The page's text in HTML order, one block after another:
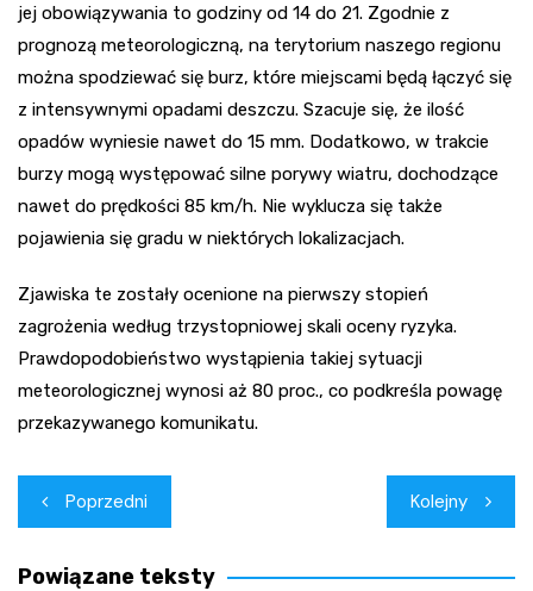
jej obowiązywania to godziny od 14 do 21. Zgodnie z
prognozą meteorologiczną, na terytorium naszego regionu
można spodziewać się burz, które miejscami będą łączyć się
z intensywnymi opadami deszczu. Szacuje się, że ilość
opadów wyniesie nawet do 15 mm. Dodatkowo, w trakcie
burzy mogą występować silne porywy wiatru, dochodzące
nawet do prędkości 85 km/h. Nie wyklucza się także
pojawienia się gradu w niektórych lokalizacjach.
Zjawiska te zostały ocenione na pierwszy stopień
zagrożenia według trzystopniowej skali oceny ryzyka.
Prawdopodobieństwo wystąpienia takiej sytuacji
meteorologicznej wynosi aż 80 proc., co podkreśla powagę
przekazywanego komunikatu.
Nawigacja
wpisu
Poprzedni Kolejny
Powiązane teksty